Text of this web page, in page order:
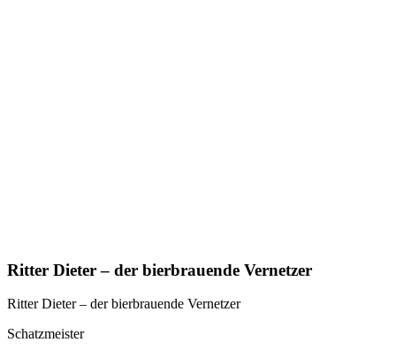
Ritter Dieter – der bierbrauende Vernetzer
Ritter Dieter – der bierbrauende Vernetzer
Schatzmeister